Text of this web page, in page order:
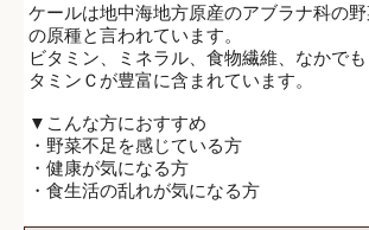
ケールは地中海地方原産のアブラナ科の
の原種と言われています。
ビタミン、ミネラル、食物繊維、なかで
タミンＣが豊富に含まれています。
▼こんな方におすすめ
・野菜不足を感じている方
・健康が気になる方
・食生活の乱れが気になる方